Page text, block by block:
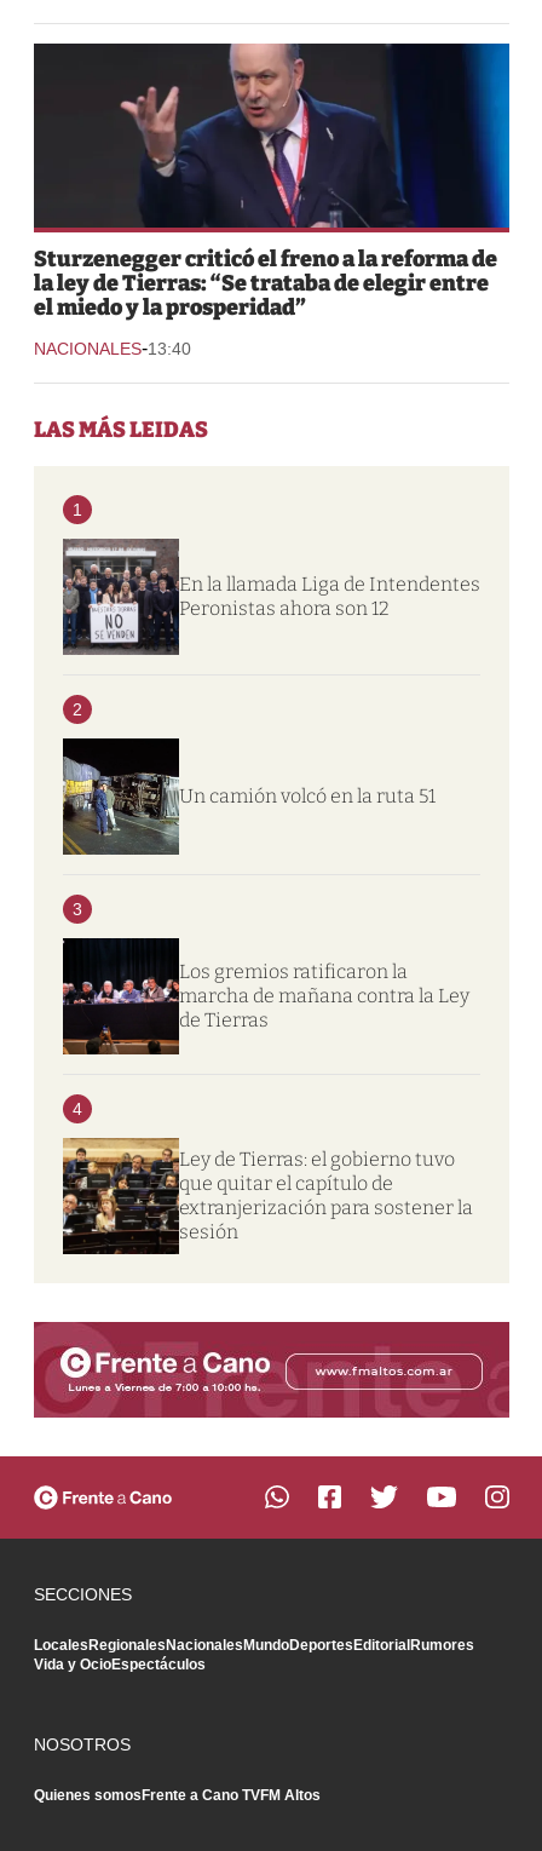
Sturzenegger criticó el freno a la reforma de
la ley de Tierras: “Se trataba de elegir entre
el miedo y la prosperidad”
NACIONALES-13:40
LAS MÁS LEIDAS
1
En la llamada Liga de Intendentes
Peronistas ahora son 12
2
Un camión volcó en la ruta 51
3
Los gremios ratificaron la
marcha de mañana contra la Ley
de Tierras
4
Ley de Tierras: el gobierno tuvo
que quitar el capítulo de
extranjerización para sostener la
sesión
SECCIONES
LocalesRegionalesNacionalesMundoDeportesEditorialRumores
Vida y OcioEspectáculos
NOSOTROS
Quienes somosFrente a Cano TVFM Altos